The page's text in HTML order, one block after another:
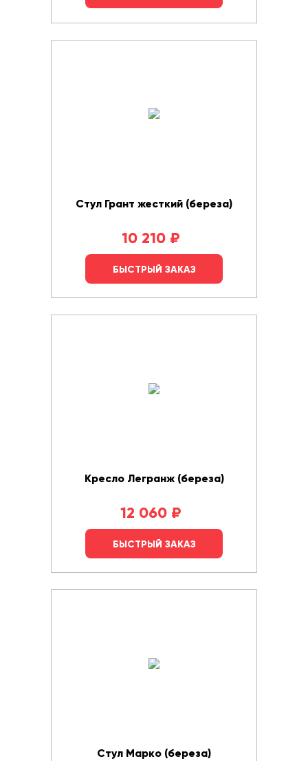
Стул Грант жесткий (береза)
10 210 ₽
БЫСТРЫЙ ЗАКАЗ
Кресло Легранж (береза)
12 060 ₽
БЫСТРЫЙ ЗАКАЗ
Стул Марко (береза)